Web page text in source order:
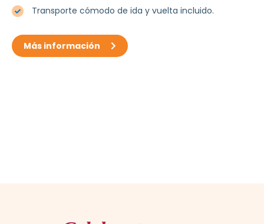
Transporte cómodo de ida y vuelta incluido.
Más información